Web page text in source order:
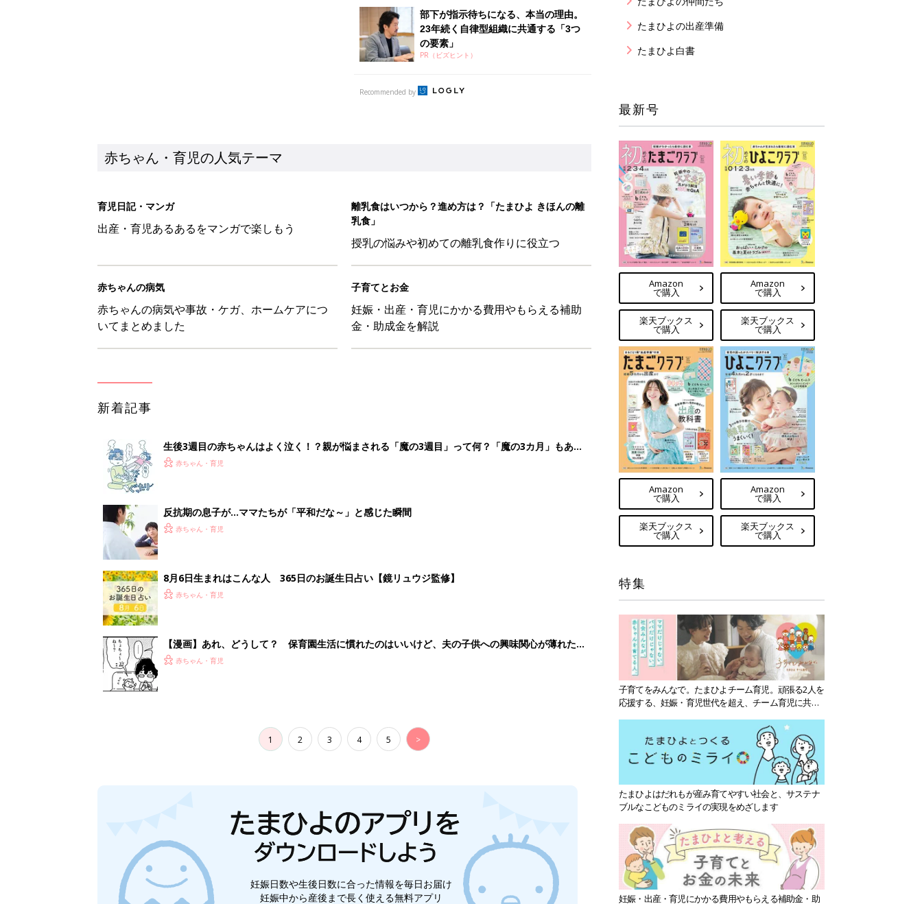
授乳の悩みや初めての離乳食作りに役立つ
子育てとお金
妊娠・出産・育児にかかる費用やもらえる補助
金・助成金を解説
生後3週目の赤ちゃんはよく泣く！？親が悩まされる「魔の3週目」って何？「魔の3カ月」もある
って本当？【専門家】
赤ちゃん・育児
反抗期の息子が...ママたちが「平和だな～」と感じた瞬間
赤ちゃん・育児
8月6日生まれはこんな人 365日のお誕生日占い【鏡リュウジ監修】
1 2 3 4 5
たまひよの出産準備
たまひよ白書
最新号
Amazon
で購入
楽天ブックス
で購入
Amazon
で購入
楽天ブックス
で購入
Amazon
で購入
楽天ブックス
で購入
Amazon
で購入
楽天ブックス
で購入
特集
子育てをみんなで。たまひよチーム育児。頑張る2人を
応援する、妊娠・育児世代を超え、チーム育児に共感
たまひよはだれもが産み育てやすい社会と、サステナ
ブルなこどものミライの実現をめざします
妊娠・出産・育児にかかる費用やもらえる補助金・助